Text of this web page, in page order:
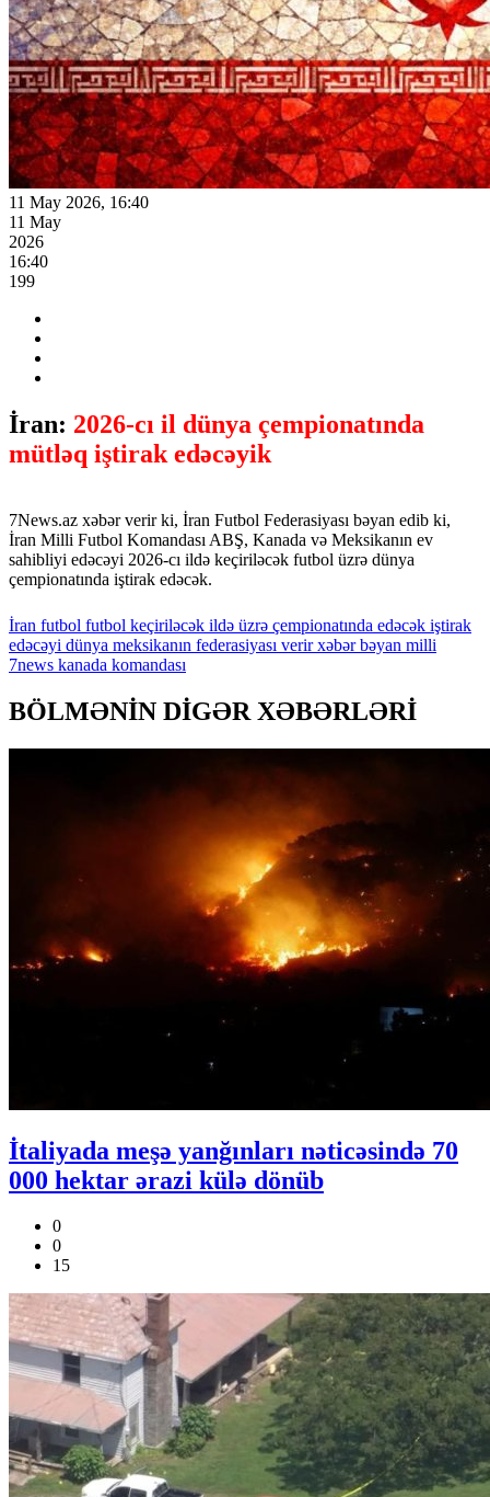
11 May 2026, 16:40
11 May
2026
16:40
199
İran: 2026-cı il dünya çempionatında
mütləq iştirak edəcəyik
7News.az xəbər verir ki, İran Futbol Federasiyası bəyan edib ki,
İran Milli Futbol Komandası ABŞ, Kanada və Meksikanın ev
sahibliyi edəcəyi 2026-cı ildə keçiriləcək futbol üzrə dünya
çempionatında iştirak edəcək.
İran futbol futbol keçiriləcək ildə üzrə çempionatında edəcək iştirak
edəcəyi dünya meksikanın federasiyası verirxəbərbəyan milli
7news kanada komandası
BÖLMƏNİN DİGƏR XƏBƏRLƏRİ
İtaliyada meşə yanğınları nəticəsində 70
000 hektar ərazi külə dönüb
0
0
15